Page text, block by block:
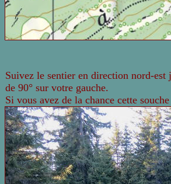
Suivez le sentier en direction nord-
de 90° sur votre gauche.
Si vous avez de la chance cette